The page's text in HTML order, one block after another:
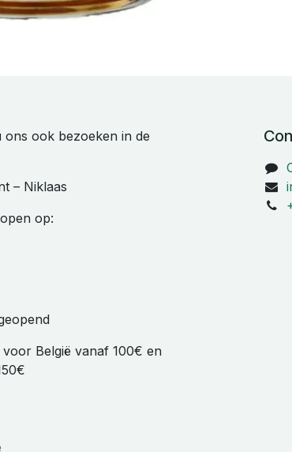
ook bezoeken in de
– Niklaas
op:
België vanaf 100€ en